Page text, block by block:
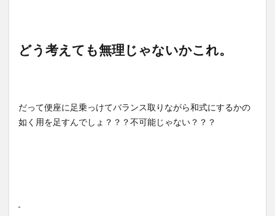
どう考えても無理じゃないかこれ。
だって便座に足乗っけてバランス取りながら和式にするかの
如く用を足すんでしょ？？？不可能じゃない？？？